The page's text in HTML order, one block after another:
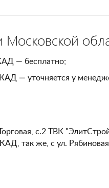
— бесплатно;
— уточняется у
с.2 ТВК
так же, с ул.